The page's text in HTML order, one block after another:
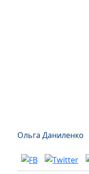
Ольга Даниленко